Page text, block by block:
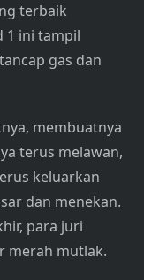
terbaik
1 ini tampil
gas dan
membuatnya
terus melawan,
keluarkan
dan menekan.
para juri
merah mutlak.